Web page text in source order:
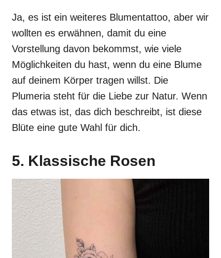
Ja, es ist ein weiteres Blumentattoo, aber wir
wollten es erwähnen, damit du eine
Vorstellung davon bekommst, wie viele
Möglichkeiten du hast, wenn du eine Blume
auf deinem Körper tragen willst. Die
Plumeria steht für die Liebe zur Natur. Wenn
das etwas ist, das dich beschreibt, ist diese
Blüte eine gute Wahl für dich.
5. Klassische Rosen